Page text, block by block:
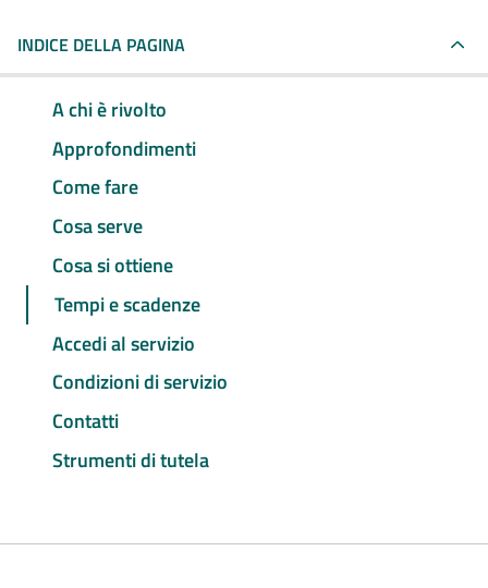
INDICE DELLA PAGINA
A chi è rivolto
Approfondimenti
Come fare
Cosa serve
Cosa si ottiene
Tempi e scadenze
Accedi al servizio
Condizioni di servizio
Contatti
Strumenti di tutela